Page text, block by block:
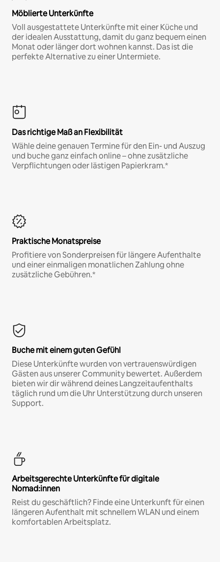
Möblierte Unterkünfte
Voll ausgestattete Unterkünfte mit einer Küche und
der idealen Ausstattung, damit du ganz bequem einen
Monat oder länger dort wohnen kannst. Das ist die
perfekte Alternative zu einer Untermiete.
Das richtige Maß an Flexibilität
Wähle deine genauen Termine für den Ein- und Auszug
und buche ganz einfach online – ohne zusätzliche
Verpflichtungen oder lästigen Papierkram.*
Praktische Monatspreise
Profitiere von Sonderpreisen für längere Aufenthalte
und einer einmaligen monatlichen Zahlung ohne
zusätzliche Gebühren.*
Buche mit einem guten Gefühl
Diese Unterkünfte wurden von vertrauenswürdigen
Gästen aus unserer Community bewertet. Außerdem
bieten wir dir während deines Langzeitaufenthalts
täglich rund um die Uhr Unterstützung durch unseren
Support.
Arbeitsgerechte Unterkünfte für digitale
Nomad:innen
Reist du geschäftlich? Finde eine Unterkunft für einen
längeren Aufenthalt mit schnellem WLAN und einem
komfortablen Arbeitsplatz.